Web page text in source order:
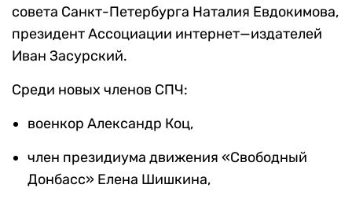
совета Санкт-Петербурга Наталия Евдокимова,
президент Ассоциации интернет—издателей
Иван Засурский.
Среди новых членов СПЧ:
военкор Александр Коц,
член президиума движения «Свободный
Донбасс» Елена Шишкина,